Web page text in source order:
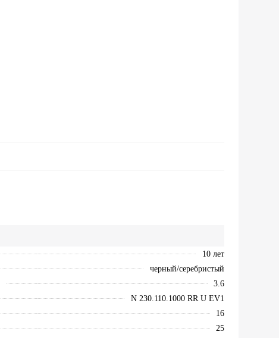
10 лет
черный/серебристый
3.6
N 230.110.1000 RR U EV1
16
25